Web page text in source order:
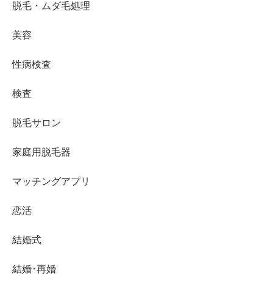
脱毛・ムダ毛処理
美容
性病検査
検査
脱毛サロン
家庭用脱毛器
マッチングアプリ
恋活
結婚式
結婚･再婚